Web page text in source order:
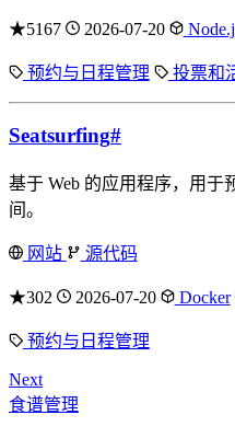
★5167 2026-07-20
预约与日程管理 投票和
Seatsurfing#
基于 Web 的应用程序，用于
间。
网站 源代码
★302 2026-07-20 Docker
预约与日程管理
Next
食谱管理